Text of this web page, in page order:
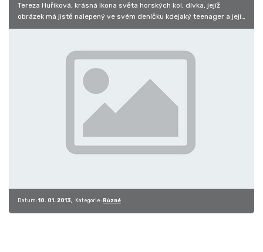
Tereza Huříková, krásná ikona světa horských kol, dívka, jejíž
obrázek má jistě nalepený ve svém deníčku kdejaký teenager a její
plakát na…
Datum: 10. 01. 2013 Kategorie: Různé